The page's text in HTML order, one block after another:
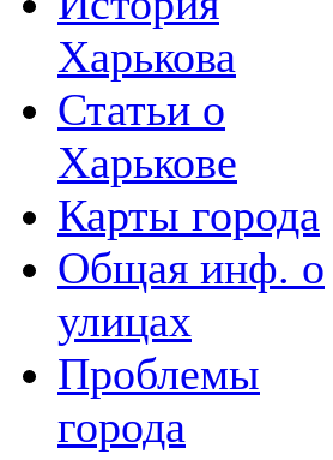
Харькова
Статьи о
Харькове
Карты города
Общая инф. о
улицах
Проблемы
города